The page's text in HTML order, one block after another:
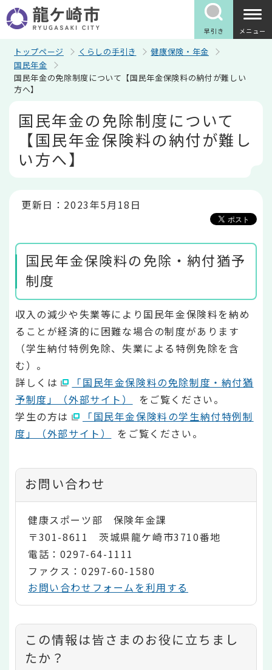
の
ペ
早引き メニュー
トップページ くらしの手引き
健康保険・年金
国民年金
国民年金の免除制度について【国民年金保険料の納付が難しい
方へ】
国民年金の免除制度について
【国民年金保険料の納付が難し
い方へ】
更新日：2023年5月18日
国民年金保険料の免除・納付猶予
制度
収入の減少や失業等により国民年金保険料を納め
ることが経済的に困難な場合の制度があります
（学生納付特例免除、失業による特例免除を含
む）。
詳しくは
「国民年金保険料の免除制度・納付猶
予制度」（外部サイト）
をご覧ください。
学生の方は
「国民年金保険料の学生納付特例制
度」（外部サイト）
をご覧ください。
お問い合わせ
健康スポーツ部 保険年金課
〒301-8611 茨城県龍ケ崎市3710番地
電話：0297-64-1111
ファクス：0297-60-1580
お問い合わせフォームを利用する
コ
ン
この情報は皆さまのお役に立ちまし
たか？